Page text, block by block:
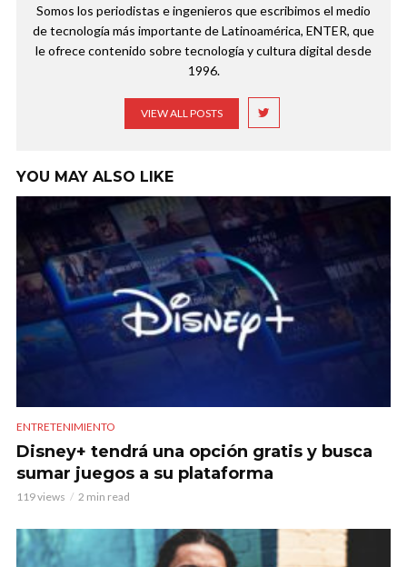
Somos los periodistas e ingenieros que escribimos el medio
de tecnología más importante de Latinoamérica, ENTER, que
le ofrece contenido sobre tecnología y cultura digital desde
1996.
VIEW ALL POSTS
YOU MAY ALSO LIKE
ENTRETENIMIENTO
Disney+ tendrá una opción gratis y busca
sumar juegos a su plataforma
119 views 2 min read